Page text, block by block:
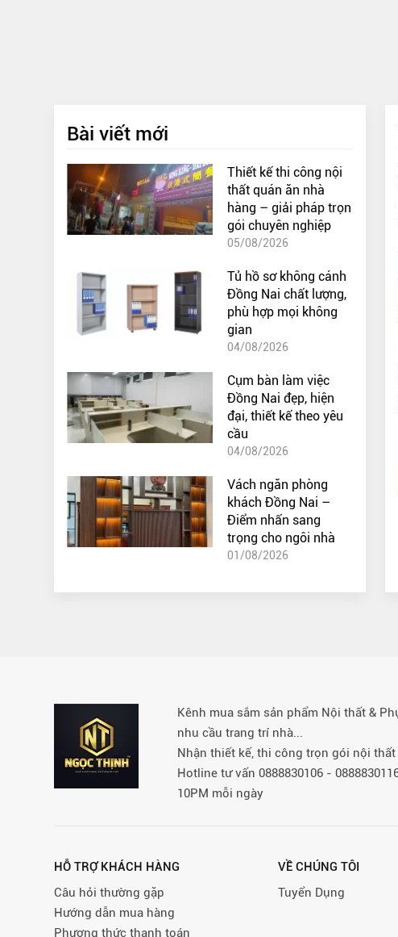
Bài viết mới
Thiết kế thi công nội
thất quán ăn nhà
hàng – giải pháp trọn
gói chuyên nghiệp
05/08/2026
Tủ hồ sơ không cánh
Đồng Nai chất lượng,
phù hợp mọi không
gian
04/08/2026
Cụm bàn làm việc
Đồng Nai đẹp, hiện
đại, thiết kế theo yêu
cầu
04/08/2026
Vách ngăn phòng
khách Đồng Nai –
Điểm nhấn sang
trọng cho ngôi nhà
01/08/2026
Kênh mua sắm sản phẩm Nội thất &
nhu cầu trang trí nhà...
Nhận thiết kế, thi công trọn gói nội
Hotline tư vấn 0888830106 -
10PM mỗi ngày
HỖ TRỢ KHÁCH HÀNG
Câu hỏi thường gặp
Hướng dẫn mua hàng
Phương thức thanh toán
VỀ CHÚNG TÔI
Tuyển Dụng